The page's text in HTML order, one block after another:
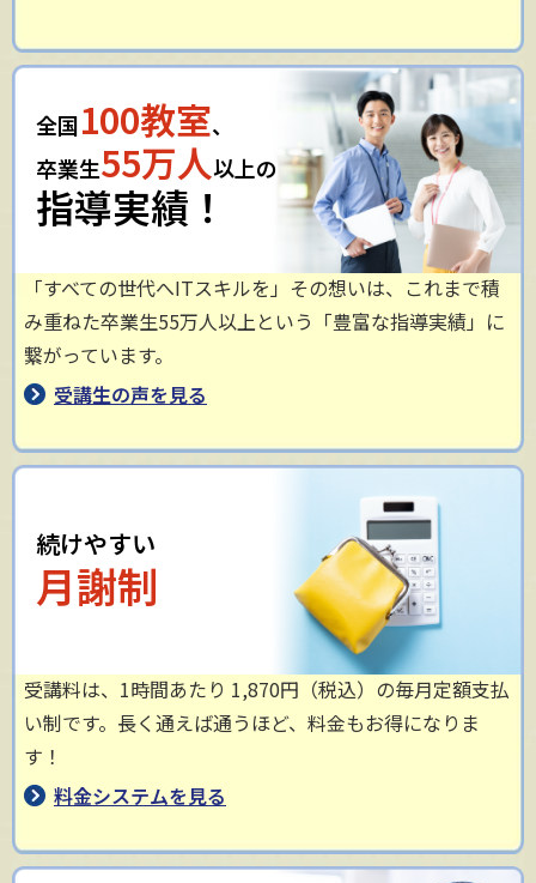
全国100教室、
卒業生55万人以上の
指導実績！
「すべての世代へITスキルを」その想いは、これまで積
み重ねた卒業生55万人以上という「豊富な指導実績」に
繋がっています。
受講生の声を見る
続けやすい
月謝制
受講料は、1時間あたり 1,870円（税込）の毎月定額支払
い制です。長く通えば通うほど、料金もお得になりま
す！
料金システムを見る